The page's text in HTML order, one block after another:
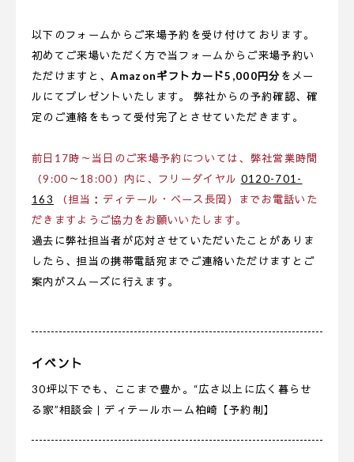
以下のフォームからご来場予約を受け付けております。
初めてご来場いただく方で当フォームからご来場予約い
ただけますと、Amazonギフトカード5,000円分をメー
ルにてプレゼントいたします。 弊社からの予約確認、確
定のご連絡をもって受付完了とさせていただきます。
前日17時～当日のご来場予約については、弊社営業時間
（9:00～18:00）内に、フリーダイヤル 0120-701-
163
（担当：ディテール・ベース長岡）までお電話いた
だきますようご協力をお願いいたします。
過去に弊社担当者が応対させていただいたことがありま
したら、担当の携帯電話宛までご連絡いただけますとご
案内がスムーズに行えます。
イベント
30坪以下でも、ここまで豊か。“広さ以上に広く暮らせ
る家”相談会｜ディテールホーム柏崎【予約制】